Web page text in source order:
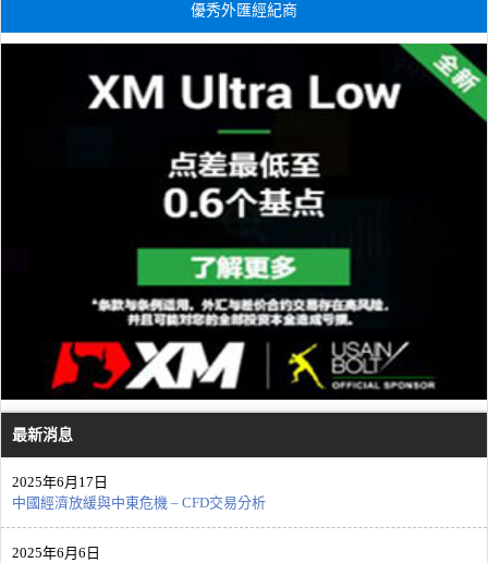
優秀外匯經紀商
最新消息
2025年6月17日
中國經濟放緩與中東危機 – CFD交易分析
2025年6月6日